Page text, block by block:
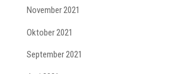
November 2021
Oktober 2021
September 2021